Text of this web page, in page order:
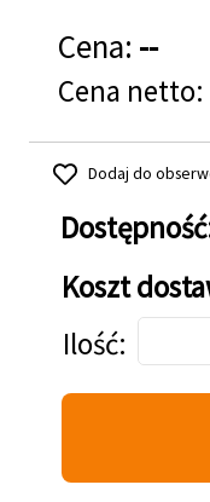
Cena: --
Cena netto:
Dodaj do
Koszt
Dodaj do koszyka
Ilość